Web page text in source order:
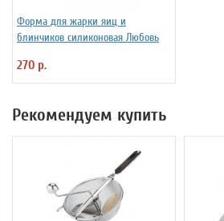
Форма для жарки яиц и
блинчиков силиконовая Любовь
270 р.
Рекомендуем купить